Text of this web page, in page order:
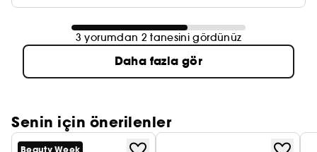
3 yorumdan 2 tanesini gördünüz
Daha fazla gör
Senin için önerilenler